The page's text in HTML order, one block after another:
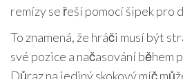
remízy se řeší pomocí šipek pro
To znamená, že hráči musí být
své pozice a načasování během
Důraz na jediný skokový míč